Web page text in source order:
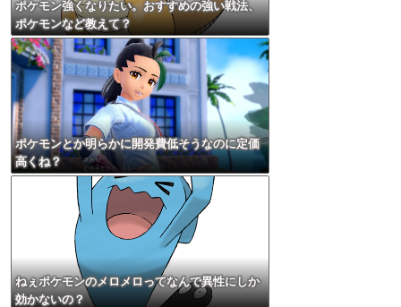
ポケモン強くなりたい。おすすめの強い戦法、
ポケモンなど教えて？
ポケモンとか明らかに開発費低そうなのに定価
高くね？
ねぇポケモンのメロメロってなんで異性にしか
効かないの？